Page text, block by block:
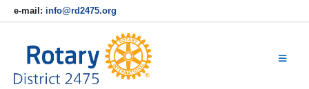
e-mail: info@rd2475.org